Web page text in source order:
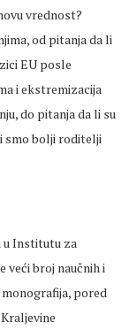
vrednost?
od pitanja da li
EU posle
i ekstremizacija
do pitanja da li su
smo bolji roditelji
u Institutu za
veći broj naučnih i
pored